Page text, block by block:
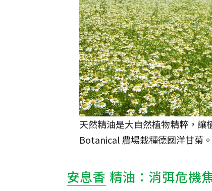
天然精油是大自然植物精粹，
Botanical 農場栽種德國洋甘菊
安息香 精油：消弭危機